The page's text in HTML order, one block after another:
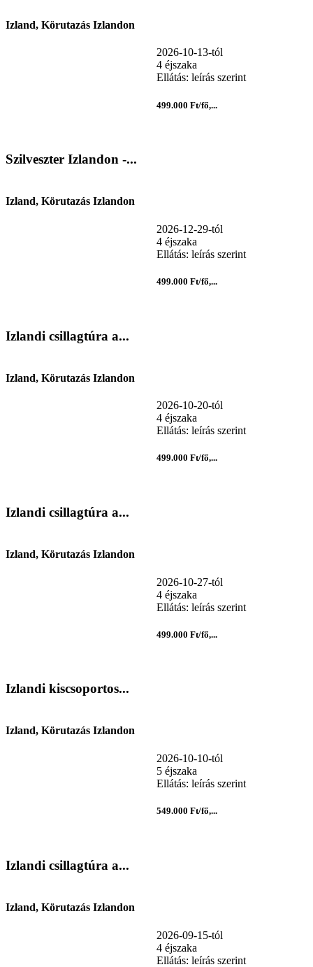
Izland, Körutazás Izlandon
2026-10-13-tól
4 éjszaka
Ellátás: leírás szerint
499.000 Ft/fő,...
Szilveszter Izlandon -...
Izland, Körutazás Izlandon
2026-12-29-tól
4 éjszaka
Ellátás: leírás szerint
499.000 Ft/fő,...
Izlandi csillagtúra a...
Izland, Körutazás Izlandon
2026-10-20-tól
4 éjszaka
Ellátás: leírás szerint
499.000 Ft/fő,...
Izlandi csillagtúra a...
Izland, Körutazás Izlandon
2026-10-27-tól
4 éjszaka
Ellátás: leírás szerint
499.000 Ft/fő,...
Izlandi kiscsoportos...
Izland, Körutazás Izlandon
2026-10-10-tól
5 éjszaka
Ellátás: leírás szerint
549.000 Ft/fő,...
Izlandi csillagtúra a...
Izland, Körutazás Izlandon
2026-09-15-tól
4 éjszaka
Ellátás: leírás szerint